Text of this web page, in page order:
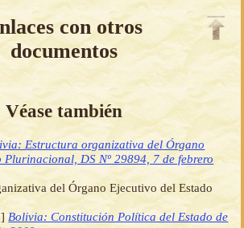
con otros
documentos
Véase también
Estructura organizativa del Órgano
Plurinacional, DS Nº 29894, 7 de febrero
del Órgano Ejecutivo del Estado
Bolivia: Constitución Política del Estado de